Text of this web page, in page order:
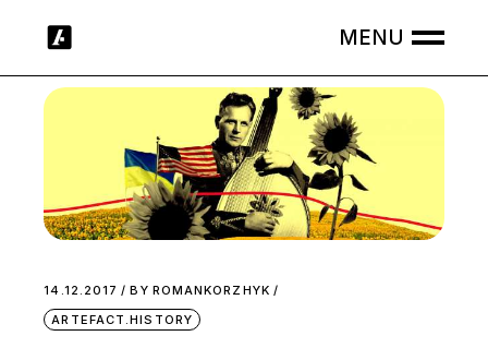
14.12.2017 BY ROMANKORZHYK
ARTEFACT.HISTORY